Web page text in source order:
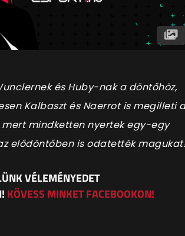
és Huby-nak a döntőhöz,
Kalbaszt és Naerrot is megilleti
mindketten nyertek egy-egy
elődöntőben is odatették
VÉLEMÉNYEDET
KÖVESS MINKET FACEBOOKON!